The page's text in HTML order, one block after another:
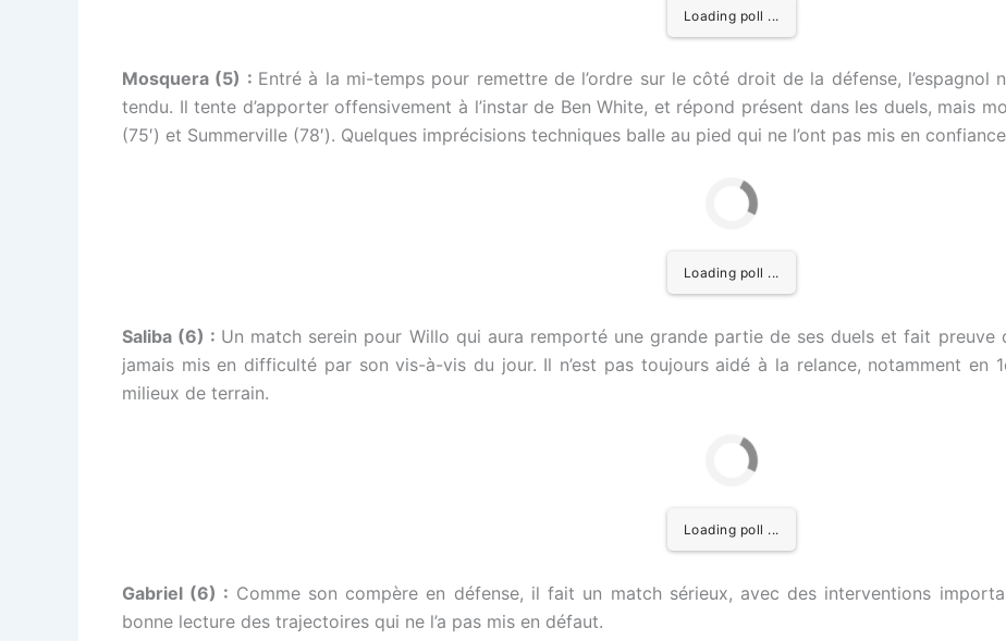
Loading poll ...
Mosquera (5) : Entré à la mi-temps pour remettre de l’ordre sur le côté droit de la défense, l’espagnol
tendu. Il tente d’apporter offensivement à l’instar de Ben White, et répond présent dans les duels, mais
(75′) et Summerville (78′). Quelques imprécisions techniques balle au pied qui ne l’ont pas mis en
Loading poll ...
Saliba (6) : Un match serein pour Willo qui aura remporté une grande partie de ses duels et fait preuve
jamais mis en difficulté par son vis-à-vis du jour. Il n’est pas toujours aidé à la relance, notamment en
milieux de terrain.
Loading poll ...
Gabriel (6) : Comme son compère en défense, il fait un match sérieux, avec des interventions
bonne lecture des trajectoires qui ne l’a pas mis en défaut.